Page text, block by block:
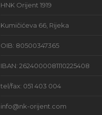
HNK Orijent 1919
Kumičićeva 66, Rijeka
OIB: 80500347365
IBAN: 2624000081110225408
tel/fax: 051 403 004
info@nk-orijent.com